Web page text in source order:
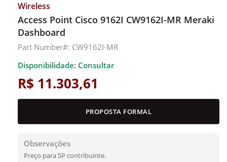
Wireless
Access Point Cisco 9162I CW9162I-MR Meraki
Dashboard
Part Number#: CW9162I-MR
Disponibilidade: Consultar
R$ 11.303,61
PROPOSTA FORMAL
Observações
Preço para SP contribuinte.